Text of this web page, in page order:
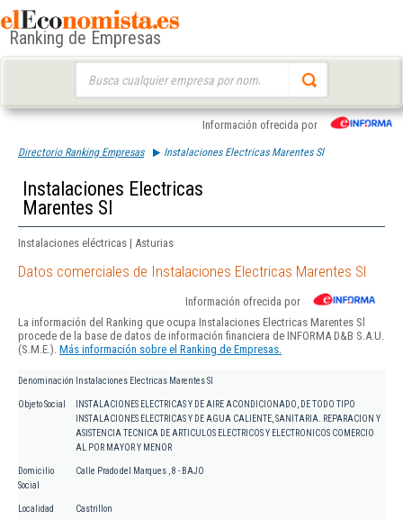
Ranking de Empresas
Información ofrecida por
Directorio Ranking Empresas Instalaciones Electricas Marentes Sl
Instalaciones Electricas
Marentes Sl
Instalaciones eléctricas | Asturias
Datos comerciales de Instalaciones Electricas Marentes Sl
Información ofrecida por
La información del Ranking que ocupa Instalaciones Electricas Marentes Sl
procede de la base de datos de información financiera de INFORMA D&B S.A.U.
(S.M.E.). Más información sobre el Ranking de Empresas.
Denominación Instalaciones Electricas Marentes Sl
Objeto Social
INSTALACIONES ELECTRICAS Y DE AIRE ACONDICIONADO, DE TODO TIPO
INSTALACIONES ELECTRICAS Y DE AGUA CALIENTE, SANITARIA. REPARACION Y
ASISTENCIA TECNICA DE ARTICULOS ELECTRICOS Y ELECTRONICOS COMERCIO
AL POR MAYOR Y MENOR
Domicilio
Social
Calle Prado del Marques , 8 - BAJO
Localidad Castrillon